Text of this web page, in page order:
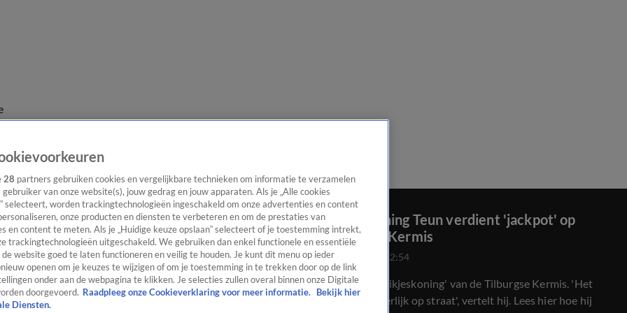
Blikjeskoning Teun verdient 'jackpot' op
Tilburgse Kermis
28 juli 2024, 22:54
Teun is de 'blikjeskoning' van de Tilburgse Kermis. 'Het
geld ligt letterlijk op straat', vertelt hij. Lees hier hoe hij
28 partners gebruiken cookies en vergelijkbare technieken om informatie te verzamelen
gebruiker van onze website(s), jouw gedrag en jouw apparaten. Als je „Alle cookies
selecteert, worden trackingtechnologieën ingeschakeld om onze advertenties en content
onze producten en diensten te verbeteren en om de prestaties van
en content te meten. Als je „Huidige keuze opslaan” selecteert of je toestemming intrekt,
trackingtechnologieën uitgeschakeld. We gebruiken dan enkel functionele en essentiële
de website goed te laten functioneren en veilig te houden. Je kunt dit menu op ieder
openen om je keuzes te wijzigen of om je toestemming in te trekken door op de link
onder aan de webpagina te klikken. Je selecties zullen overal binnen onze Digitale
doorgevoerd. Raadpleeg onze Cookieverklaring voor meer informatie. Bekijk hier
Diensten.